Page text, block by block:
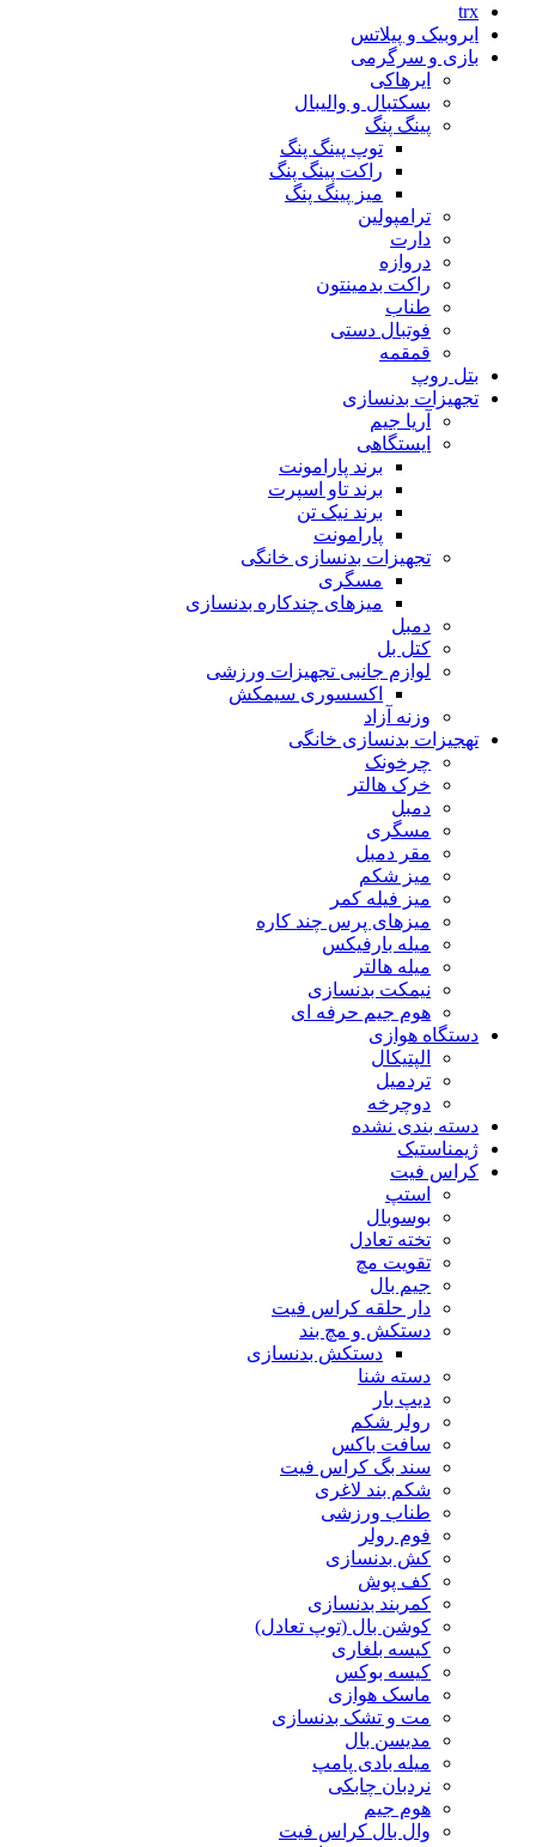
trx
ایروبیک و پیلاتس
بازی و سرگرمی
ایرهاکی
بسکتبال و والیبال
پینگ پنگ
توپ پینگ پنگ
راکت پینگ پنگ
میز پینگ پنگ
ترامپولین
دارت
دروازه
راکت بدمینتون
طناب
فوتبال دستی
قمقمه
بتل روپ
تجهیزات بدنسازی
آریا جیم
ایستگاهی
برند پارامونت
برند تاو اسپرت
برند نیک تن
پارامونت
تجهیزات بدنسازی خانگی
مسگری
میزهای چندکاره بدنسازی
دمبل
کتل بل
لوازم جانبی تجهیزات ورزشی
اکسسوری سیمکش
وزنه آزاد
تهجیزات بدنسازی خانگی
چرخونک
خرک هالتر
دمبل
مسگری
مقر دمبل
میز شکم
میز فیله کمر
میزهای پرس چند کاره
میله بارفیکس
میله هالتر
نیمکت بدنسازی
هوم جیم حرفه ای
دستگاه هوازی
الپتیکال
تردمیل
دوچرخه
دسته بندی نشده
ژیمناستیک
کراس فیت
استپ
بوسوبال
تخته تعادل
تقویت مچ
جیم بال
دار حلقه کراس فیت
دستکش و مچ بند
دستکش بدنسازی
دسته شنا
دیپ بار
رولر شکم
سافت باکس
سند بگ کراس فیت
شکم بند لاغری
طناب ورزشی
فوم رولر
کش بدنسازی
کف پوش
کمربند بدنسازی
کوشن بال (توپ تعادل)
کیسه بلغاری
کیسه بوکس
ماسک هوازی
مت و تشک بدنسازی
مدیسن بال
میله بادی پامپ
نردبان چابکی
هوم جیم
وال بال کراس فیت